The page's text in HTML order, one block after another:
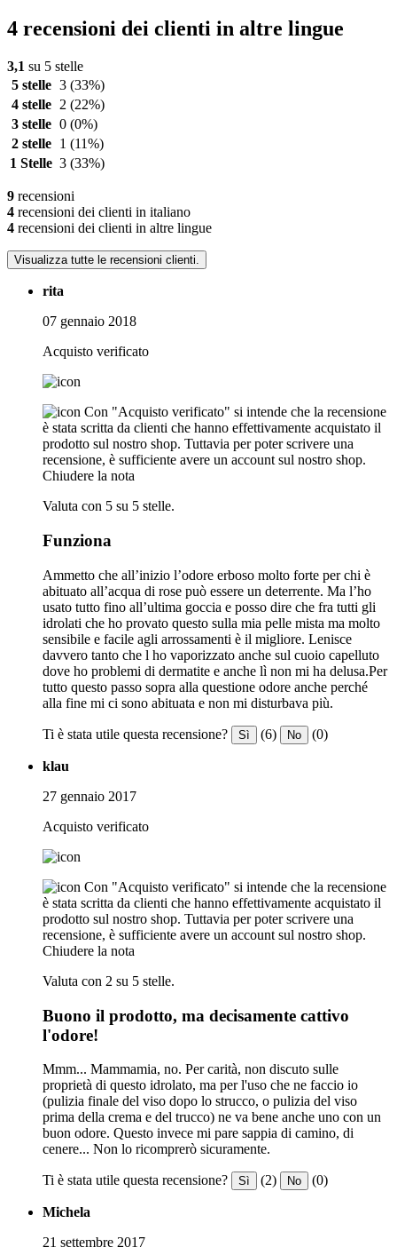
4 recensioni dei clienti in altre lingue
3,1 su 5 stelle
5 stelle 3 (33%)
4 stelle
2 (22%)
3 stelle 0 (0%)
2 stelle
1 (11%)
1 Stelle 3 (33%)
9 recensioni
4 recensioni dei clienti in italiano
4 recensioni dei clienti in altre lingue
Visualizza tutte le recensioni clienti.
rita
07 gennaio 2018
Acquisto verificato
Con "Acquisto verificato" si intende che la recensione
è stata scritta da clienti che hanno effettivamente acquistato il
prodotto sul nostro shop. Tuttavia per poter scrivere una
recensione, è sufficiente avere un account sul nostro shop.
Chiudere la nota
Valuta con 5 su 5 stelle.
Funziona
Ammetto che all’inizio l’odore erboso molto forte per chi è
abituato all’acqua di rose può essere un deterrente. Ma l’ho
usato tutto fino all’ultima goccia e posso dire che fra tutti gli
idrolati che ho provato questo sulla mia pelle mista ma molto
sensibile e facile agli arrossamenti è il migliore. Lenisce
davvero tanto che l ho vaporizzato anche sul cuoio capelluto
dove ho problemi di dermatite e anche lì non mi ha delusa.Per
tutto questo passo sopra alla questione odore anche perché
alla fine mi ci sono abituata e non mi disturbava più.
Ti è stata utile questa recensione? Sì (6) No (0)
klau
27 gennaio 2017
Acquisto verificato
Con "Acquisto verificato" si intende che la recensione
è stata scritta da clienti che hanno effettivamente acquistato il
prodotto sul nostro shop. Tuttavia per poter scrivere una
recensione, è sufficiente avere un account sul nostro shop.
Chiudere la nota
Valuta con 2 su 5 stelle.
Buono il prodotto, ma decisamente cattivo
l'odore!
Mmm... Mammamia, no. Per carità, non discuto sulle
proprietà di questo idrolato, ma per l'uso che ne faccio io
(pulizia finale del viso dopo lo strucco, o pulizia del viso
prima della crema e del trucco) ne va bene anche uno con un
buon odore. Questo invece mi pare sappia di camino, di
cenere... Non lo ricomprerò sicuramente.
Ti è stata utile questa recensione? Sì (2) No (0)
Michela
21 settembre 2017